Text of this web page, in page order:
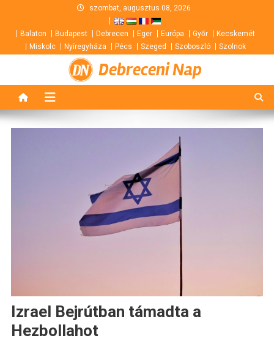
content
szombat, augusztus 08, 2026
Balaton Budapest Debrecen Eger Európa Győr
Kecskemét
Miskolc
Nyíregyháza Pécs Szeged Szoboszló Szolnok
Debreceni Nap
Izrael Bejrútban támadta a
Hezbollahot